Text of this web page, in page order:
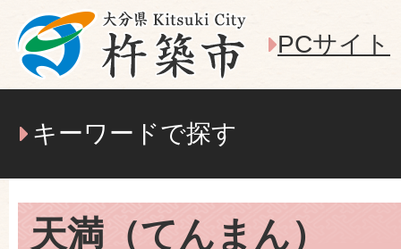
PCサイト
キーワードで探す
天満（てんまん）